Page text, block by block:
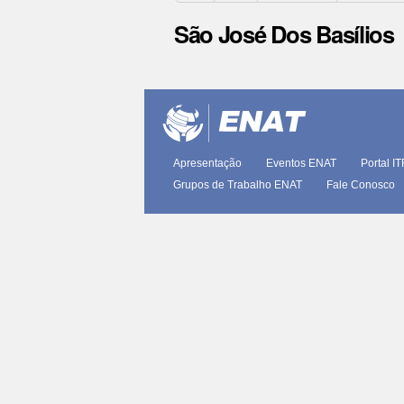
São José Dos Basílios
documento
Apresentação Eventos ENAT Portal
Grupos de Trabalho ENAT
Fale Conosco